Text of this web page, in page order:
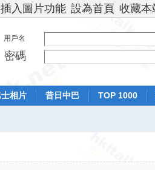
入圖片功能 設為首頁 收藏本
用戶名
密碼
相片 昔日中巴 TOP 1000